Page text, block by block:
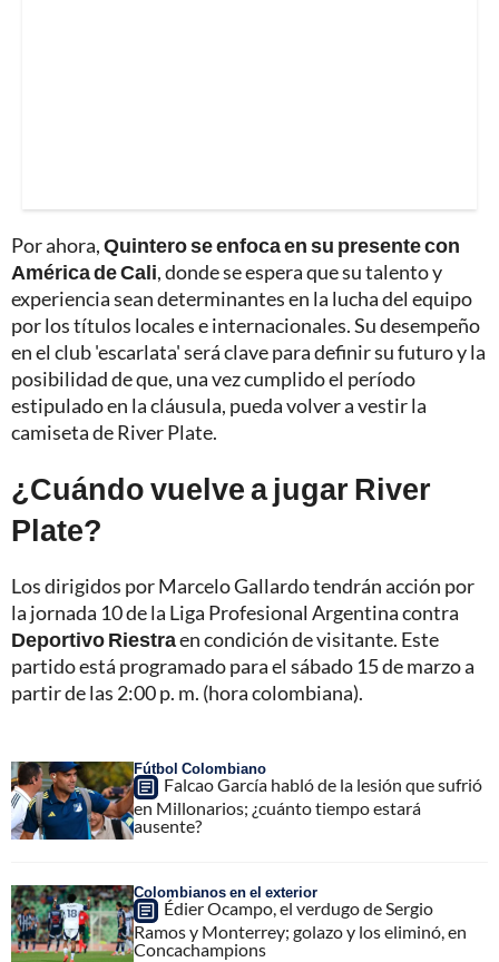
Por ahora,Quintero se enfoca en su presente con
América de Cali, donde se espera que su talento y
experiencia sean determinantes en la lucha del equipo
por los títulos locales e internacionales. Su desempeño
en el club 'escarlata' será clave para definir su futuro y la
posibilidad de que, una vez cumplido el período
estipulado en la cláusula, pueda volver a vestir la
camiseta de River Plate.
¿Cuándo vuelve a jugar River
Plate?
Los dirigidos por Marcelo Gallardo tendrán acción por
la jornada 10 de la Liga Profesional Argentina contra
Deportivo Riestraen condición de visitante. Este
partido está programado para el sábado 15 de marzo a
partir de las 2:00 p. m. (hora colombiana).
Fútbol Colombiano
Falcao García habló de la lesión que sufrió
en Millonarios; ¿cuánto tiempo estará
ausente?
Colombianos en el exterior
Édier Ocampo, el verdugo de Sergio
Ramos y Monterrey; golazo y los eliminó, en
Concachampions